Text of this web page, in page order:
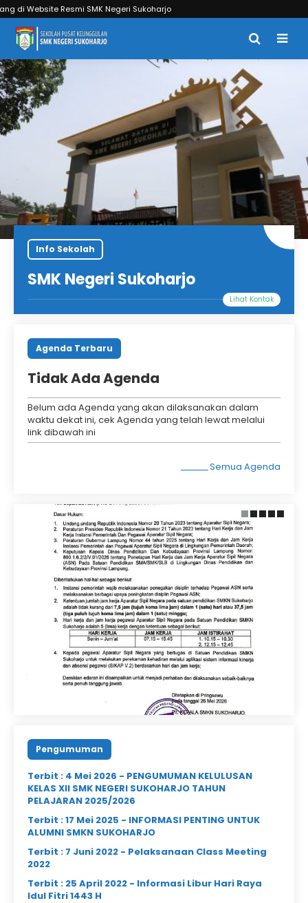
Resmi SMK Negeri Sukoharjo
Info Sekolah
SMK Negeri Sukoharjo
Agenda Terbaru
Tidak Ada Agenda
Belum ada Agenda yang akan dilaksanakan dalam
waktu dekat ini, cek Agenda yang telah lewat melalui
link dibawah ini
Semua Agenda
26 Mei 2026
SURAT EDARAN HARI
KERJA DAN JAM
KERJA APARATUR SIPIL
NEGARA DI SATUAN
PENDIDIKAN SMKN
SUKOHARJO
Berdasarkan Peraturan
Gubernur Lampung dan
SK Penetapan KBM SatPen
2026, maka disampaikan
Surat Edaran Hari Kerja
APARATUR SIPIL NEGARA
(ASN) PADA SATUAN
PENDIDIKAN SMA/SMK/SLB
DI LINGKUNGAN..
27 Oktober 2025
SURAT EDARAN
TENTANG
PENINGKATAN
PENDIDIKAN
MORALITAS DAN
SPIRITUALITAS
MELALUI PENDEKATAN
PENDIDIKAN AGAMA
PADA SATUAN
PENDIDIKAN
Pengumuman
Terbit : 4 Mei 2026 - PENGUMUMAN KELULUSAN
KELAS XII SMK NEGERI SUKOHARJO TAHUN
PELAJARAN 2025/2026
Terbit : 17 Mei 2025 - INFORMASI PENTING UNTUK
ALUMNI SMKN SUKOHARJO
Terbit : 7 Juni 2022 - Pelaksanaan Class Meeting
2022
Terbit : 25 April 2022 - Informasi Libur Hari Raya
Idul Fitri 1443 H